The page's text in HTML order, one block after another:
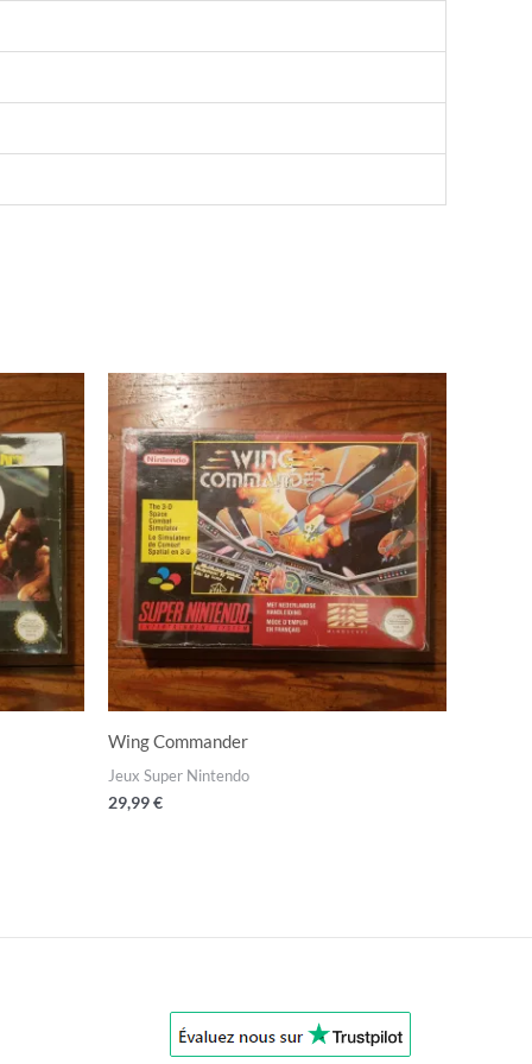
Wing Commander
Jeux Super Nintendo
29,99€